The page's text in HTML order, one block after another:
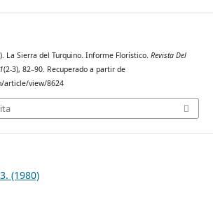
La Sierra del Turquino. Informe Florístico. Revista Del
1(2-3), 82–90. Recuperado a partir de
article/view/8624
(1980)